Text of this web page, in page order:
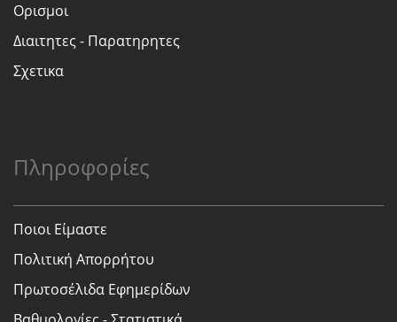
Ορισμοι
Διαιτητες - Παρατηρητες
Σχετικα
Πληροφορίες
Ποιοι Είμαστε
Πολιτική Απορρήτου
Πρωτοσέλιδα Εφημερίδων